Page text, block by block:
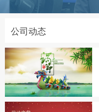
公司动态